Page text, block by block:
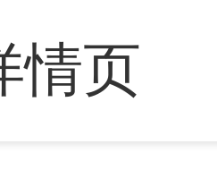
情页